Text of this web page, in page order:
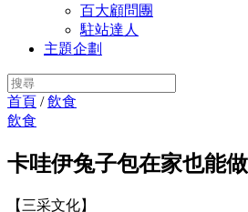
百大顧問團
駐站達人
主題企劃
首頁 /飲食
飲食
卡哇伊兔子包在家也能
【三采文化】